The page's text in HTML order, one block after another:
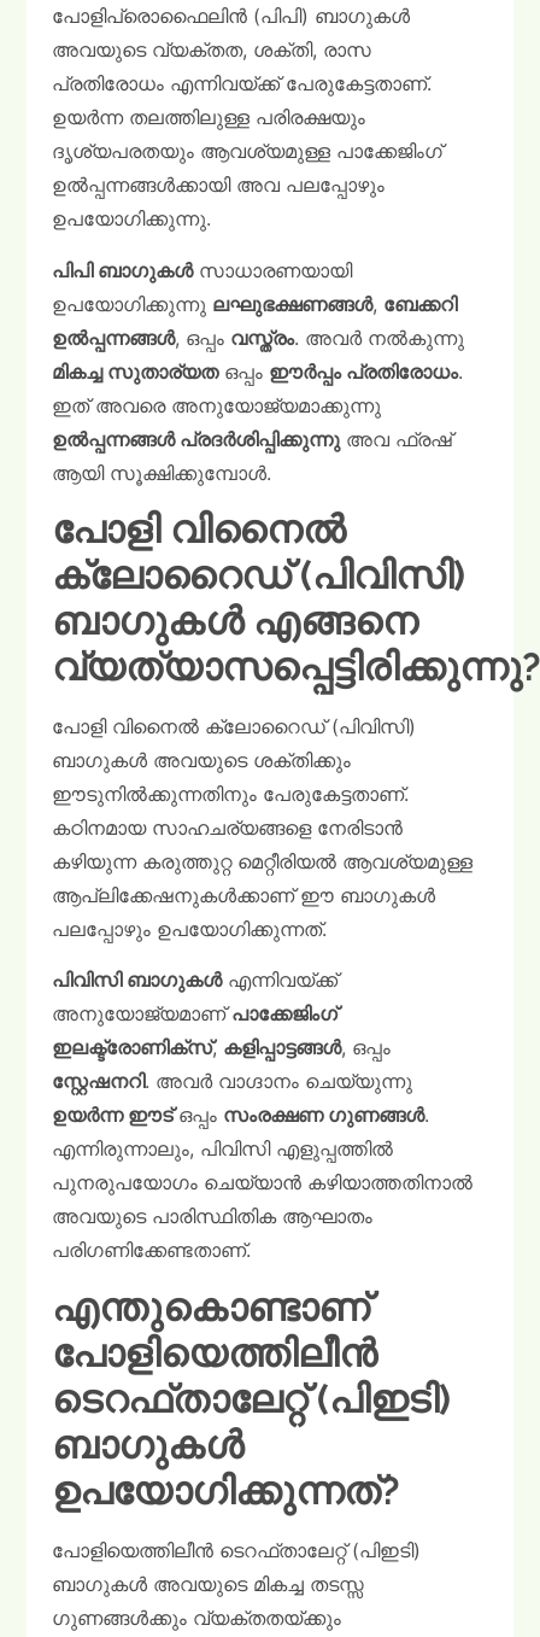
പോളിപ്രൊഫൈലിൻ (പിപി) ബാഗുകൾ
അവയുടെ വ്യക്തത, ശക്തി, രാസ
പ്രതിരോധം എന്നിവയ്ക്ക് പേരുകേട്ടതാണ്.
ഉയർന്ന തലത്തിലുള്ള പരിരക്ഷയും
ദൃശ്യപരതയും ആവശ്യമുള്ള പാക്കേജിംഗ്
ഉൽപ്പന്നങ്ങൾക്കായി അവ പലപ്പോഴും
ഉപയോഗിക്കുന്നു.
പിപി ബാഗുകൾസാധാരണയായി
ഉപയോഗിക്കുന്നു ലഘുഭക്ഷണങ്ങൾ, ബേക്കറി
ഉൽപ്പന്നങ്ങൾ, ഒപ്പം വസ്ത്രം. അവർ നൽകുന്നു
മികച്ച സുതാര്യതഒപ്പം ഈർപ്പം പ്രതിരോധം.
ഇത് അവരെ അനുയോജ്യമാക്കുന്നു
ഉൽപ്പന്നങ്ങൾ പ്രദർശിപ്പിക്കുന്നുഅവ ഫ്രഷ്
ആയി സൂക്ഷിക്കുമ്പോൾ.
പോളി വിനൈൽ
ക്ലോറൈഡ് (പിവിസി)
ബാഗുകൾ എങ്ങനെ
വ്യത്യാസപ്പെട്ടിരിക്കുന്നു?
പോളി വിനൈൽ ക്ലോറൈഡ് (പിവിസി)
ബാഗുകൾ അവയുടെ ശക്തിക്കും
ഈടുനിൽക്കുന്നതിനും പേരുകേട്ടതാണ്.
കഠിനമായ സാഹചര്യങ്ങളെ നേരിടാൻ
കഴിയുന്ന കരുത്തുറ്റ മെറ്റീരിയൽ ആവശ്യമുള്ള
ആപ്ലിക്കേഷനുകൾക്കാണ് ഈ ബാഗുകൾ
പലപ്പോഴും ഉപയോഗിക്കുന്നത്.
പിവിസി ബാഗുകൾഎന്നിവയ്ക്ക്
അനുയോജ്യമാണ്പാക്കേജിംഗ്
ഇലക്ട്രോണിക്സ്, കളിപ്പാട്ടങ്ങൾ, ഒപ്പം
സ്റ്റേഷനറി. അവർ വാഗ്ദാനം ചെയ്യുന്നു
ഉയർന്ന ഈട്ഒപ്പം സംരക്ഷണ ഗുണങ്ങൾ.
എന്നിരുന്നാലും, പിവിസി എളുപ്പത്തിൽ
പുനരുപയോഗം ചെയ്യാൻ കഴിയാത്തതിനാൽ
അവയുടെ പാരിസ്ഥിതിക ആഘാതം
പരിഗണിക്കേണ്ടതാണ്.
എന്തുകൊണ്ടാണ്
പോളിയെത്തിലീൻ
ടെറഫ്താലേറ്റ് (പിഇടി)
ബാഗുകൾ
ഉപയോഗിക്കുന്നത്?
പോളിയെത്തിലീൻ ടെറഫ്താലേറ്റ് (പിഇടി)
ബാഗുകൾ അവയുടെ മികച്ച തടസ്സ
ഗുണങ്ങൾക്കും വ്യക്തതയ്ക്കും